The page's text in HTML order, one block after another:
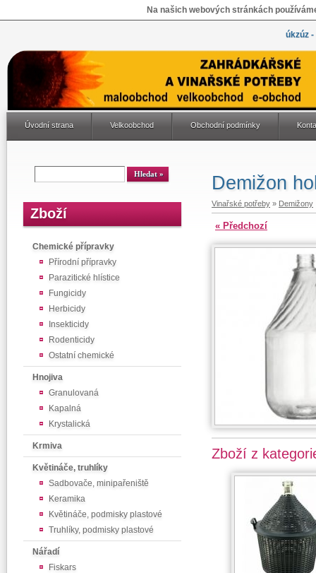
Na našich webových stránkách
úkzúz
Úvodní strana Velkoobchod Obchodní podmínky
Zboží
Chemické přípravky
Přírodní přípravky
Parazitické hlístice
Fungicidy
Herbicidy
Insekticidy
Rodenticidy
Ostatní chemické
Hnojiva
Granulovaná
Kapalná
Krystalická
Krmiva
Květináče, truhlíky
Sadbovače, minipařeniště
Keramika
Květináče, podmisky plastové
Truhlíky, podmisky plastové
Nářadí
Fiskars
Demižon
Vinařské potřeby » Demižony
« Předchozí
Zboží z